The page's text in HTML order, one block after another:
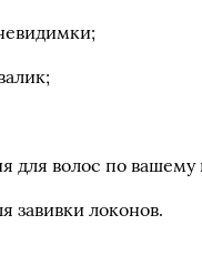
для волос по вашему
завивки локонов.